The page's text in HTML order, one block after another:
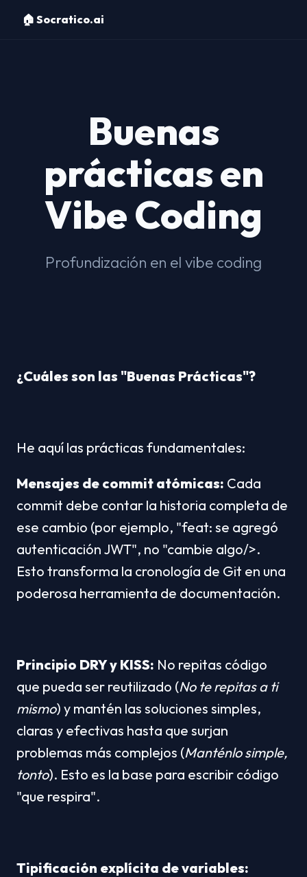
🏠 Socratico.ai
Buenas
prácticas en
Vibe Coding
Profundización en el vibe coding
¿Cuáles son las "Buenas Prácticas"?
He aquí las prácticas fundamentales:
Mensajes de commit atómicas: Cada
commit debe contar la historia completa de
ese cambio (por ejemplo, "feat: se agregó
autenticación JWT", no "cambie algo/>.
Esto transforma la cronología de Git en una
poderosa herramienta de documentación.
Principio DRY y KISS: No repitas código
que pueda ser reutilizado (No te repitas a ti
mismo) y mantén las soluciones simples,
claras y efectivas hasta que surjan
problemas más complejos (Manténlo simple,
tonto). Esto es la base para escribir código
"que respira".
Tipificación explícita de variables: